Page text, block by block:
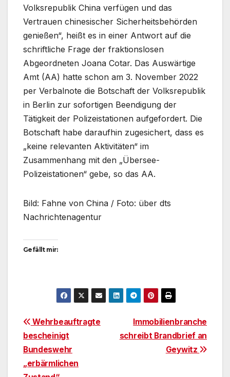
Volksrepublik China verfügen und das
Vertrauen chinesischer Sicherheitsbehörden
genießen“, heißt es in einer Antwort auf die
schriftliche Frage der fraktionslosen
Abgeordneten Joana Cotar. Das Auswärtige
Amt (AA) hatte schon am 3. November 2022
per Verbalnote die Botschaft der Volksrepublik
in Berlin zur sofortigen Beendigung der
Tätigkeit der Polizeistationen aufgefordert. Die
Botschaft habe daraufhin zugesichert, dass es
„keine relevanten Aktivitäten“ im
Zusammenhang mit den „Übersee-
Polizeistationen“ gebe, so das AA.
Bild: Fahne von China / Foto: über dts
Nachrichtenagentur
Gefällt mir:
BeitragsnavigationImmobilienbranche
schreibt Brandbrief an
Geywitz
Wehrbeauftragte
bescheinigt
Bundeswehr
„erbärmlichen